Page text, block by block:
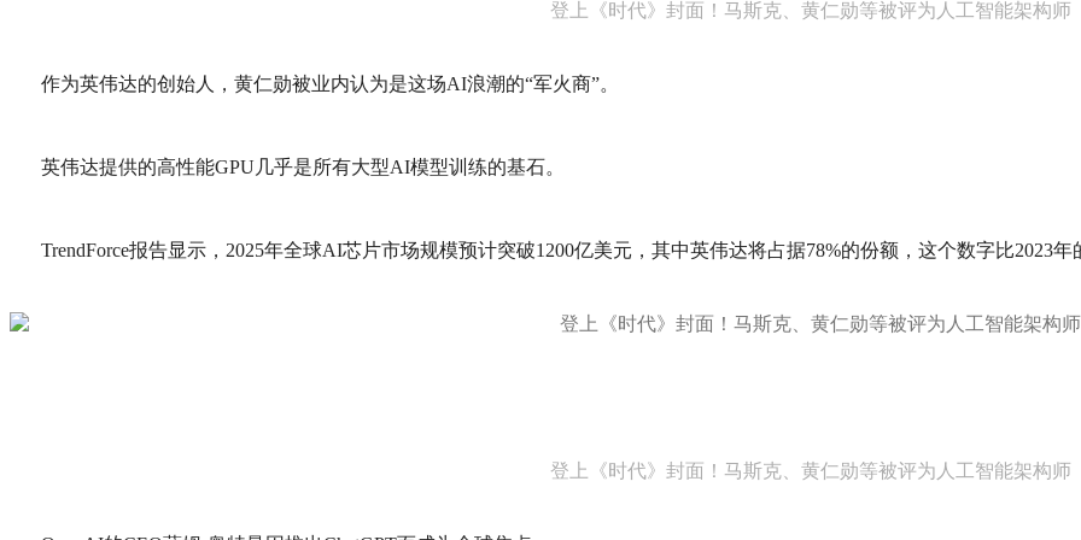
登上《时代》封面！马斯克、黄仁勋等被评为人工智能架构师
作为英伟达的创始人，黄仁勋被业内认为是这场AI浪潮的“军火商”。
英伟达提供的高性能GPU几乎是所有大型AI模型训练的基石。
TrendForce报告显示，2025年全球AI芯片市场规模预计突破1200亿美元，其中英伟达将占据78%的份额，这个数字比2023年
登上《时代》封面！马斯克、黄仁勋等被评为人工智能架构师